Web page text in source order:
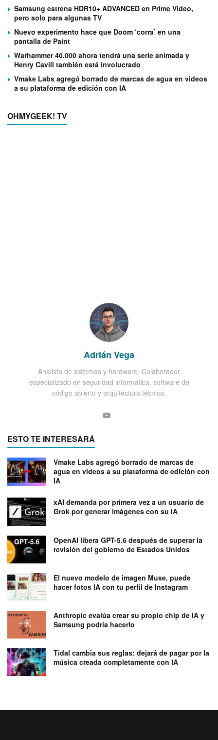
Samsung estrena HDR10+ ADVANCED en Prime Video,
pero solo para algunas TV
Nuevo experimento hace que Doom ‘corra’ en una
pantalla de Paint
Warhammer 40.000 ahora tendrá una serie animada y
Henry Cavill también está involucrado
Vmake Labs agregó borrado de marcas de agua en videos
a su plataforma de edición con IA
OHMYGEEK! TV
Adrián Vega
Analista de sistemas y hardware. Colaborador
especializado en seguridad informática, software de
código abierto y arquitectura técnica.
ESTO TE INTERESARÁ
Vmake Labs agregó borrado de marcas de
agua en videos a su plataforma de edición con
IA
xAI demanda por primera vez a un usuario de
Grok por generar imágenes con su IA
OpenAI libera GPT-5.6 después de superar la
revisión del gobierno de Estados Unidos
El nuevo modelo de imagen Muse, puede
hacer fotos IA con tu perfil de Instagram
Anthropic evalúa crear su propio chip de IA y
Samsung podría hacerlo
Tidal cambia sus reglas: dejará de pagar por la
música creada completamente con IA